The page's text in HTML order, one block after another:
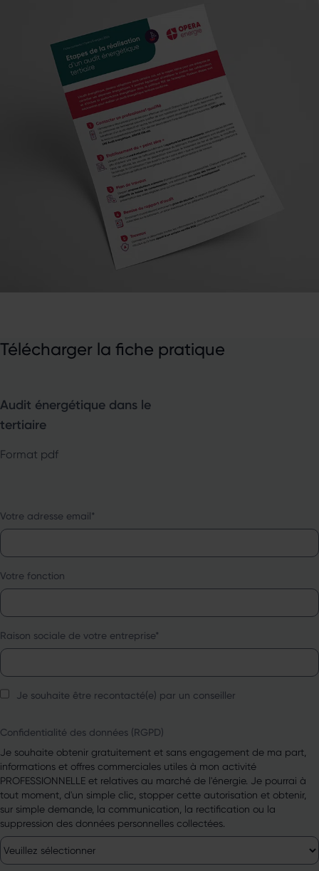
Télécharger la fiche pratique
Audit énergétique dans le
tertiaire
Format pdf
Votre adresse email*
Votre fonction
Raison sociale de votre entreprise*
Je souhaite être recontacté(e) par un conseiller
Confidentialité des données (RGPD)
Je souhaite obtenir gratuitement et sans engagement de ma part,
informations et offres commerciales utiles à mon activité
PROFESSIONNELLE et relatives au marché de l'énergie. Je pourrai à
tout moment, d'un simple clic, stopper cette autorisation et obtenir,
sur simple demande, la communication, la rectification ou la
suppression des données personnelles collectées.